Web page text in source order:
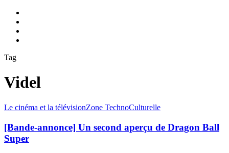
Tag
Videl
[Bande-
Un
second
aperçu
Le cinéma et la télévisionZone TechnoCulturelle
[Bande-annonce] Un second aperçu de Dragon Ball
Super